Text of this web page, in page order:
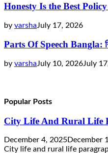
Honesty Is the Best
by varshaJuly 17, 2026
Parts Of Speech Bangla:
by varshaJuly 10, 2026July
Popular Posts
City Life And Rural Life
December 4, 2025December
City life and rural life